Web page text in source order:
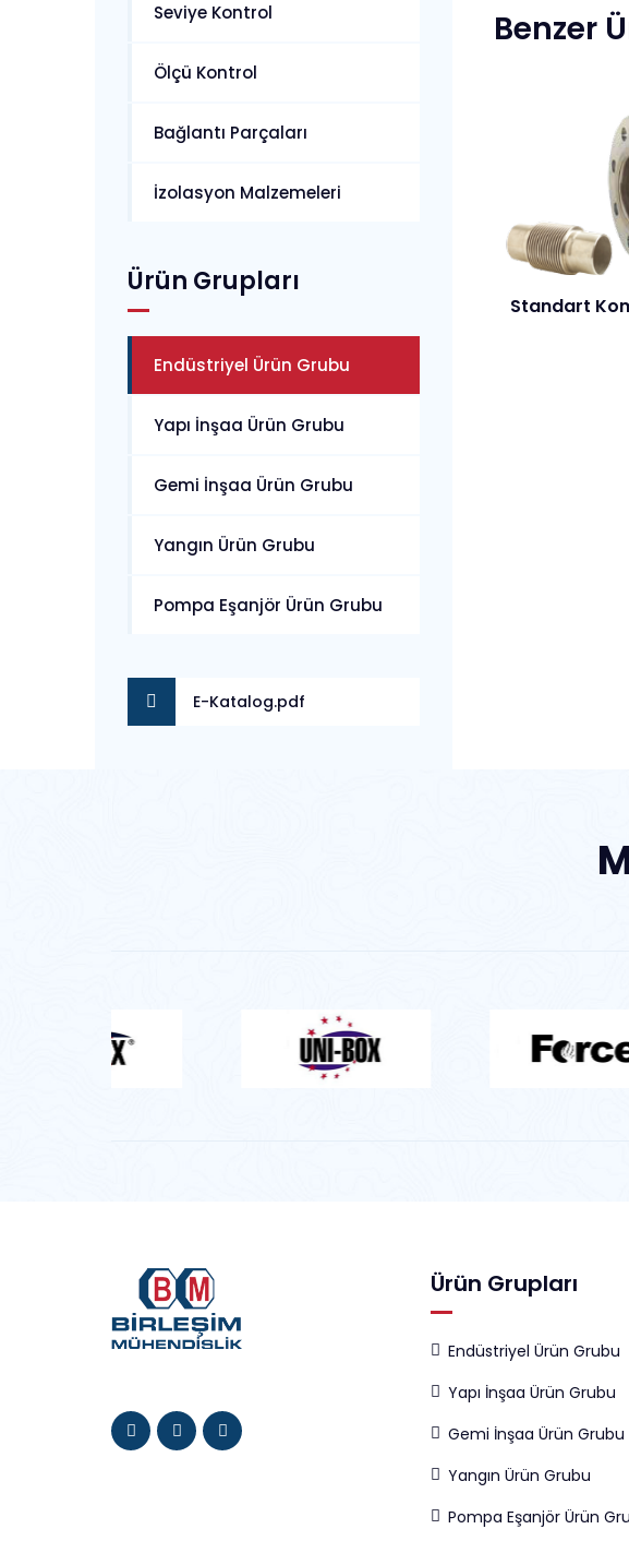
Benzer
Standart
Seviye Kontrol
Ölçü Kontrol
Bağlantı Parçaları
İzolasyon Malzemeleri
Ürün Grupları
Endüstriyel Ürün Grubu
Yapı İnşaa Ürün Grubu
Gemi İnşaa Ürün Grubu
Yangın Ürün Grubu
Pompa Eşanjör Ürün Grubu
E-Katalog.pdf
Ürün Grupları
Endüstriyel Ürün Grubu
Yapı İnşaa Ürün Grubu
Gemi İnşaa Ürün Grubu
Yangın Ürün Grubu
Pompa Eşanjör Ürün